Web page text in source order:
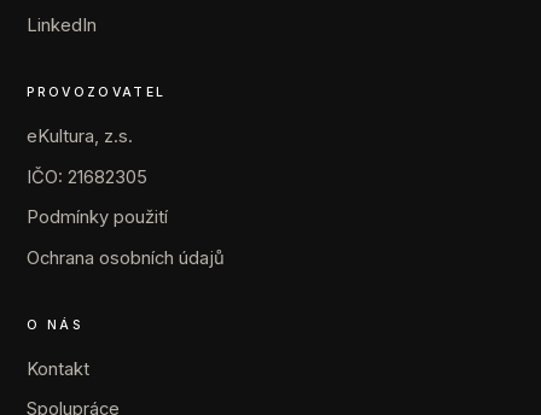
LinkedIn
PROVOZOVATEL
eKultura, z.s.
IČO: 21682305
Podmínky použití
Ochrana osobních údajů
O NÁS
Kontakt
Spolupráce